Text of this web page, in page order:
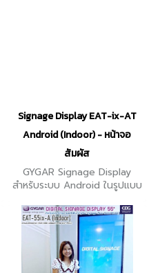
Signage Display EAT-ix-AT
Android (Indoor) - หน้าจอ
สัมผัส
GYGAR Signage Display
สำหรับระบบ Android ในรูปแบบ
ได้ หลากหลายขนาด ตามความ
เหมาะสม มีสินค้า Demo ก่อน
สั่งซื้อจริง